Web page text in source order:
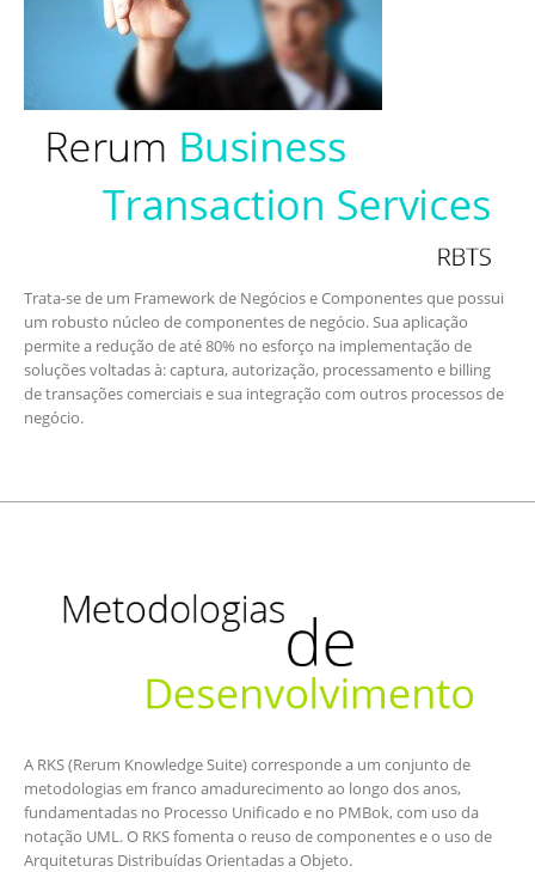
Trata-se de um Framework de Negócios e Componentes que possui
um robusto núcleo de componentes de negócio. Sua aplicação
permite a redução de até 80% no esforço na implementação de
soluções voltadas à: captura, autorização, processamento e billing
de transações comerciais e sua integração com outros processos de
negócio.
A RKS (Rerum Knowledge Suite) corresponde a um conjunto de
metodologias em franco amadurecimento ao longo dos anos,
fundamentadas no Processo Unificado e no PMBok, com uso da
notação UML. O RKS fomenta o reuso de componentes e o uso de
Arquiteturas Distribuídas Orientadas a Objeto.